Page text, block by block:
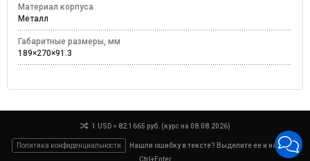
Материал корпуса
Металл
Габаритные размеры, мм
189×270×91.3
1 USD = 82.1665 руб. (курс на 08.08.2026)
Политика конфиденциальности
Нашли ошибку в тексте? Выделите ее и нажмите
Ctrl+Enter